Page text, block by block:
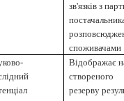
зв'язків з
споживачами
Відображає
створеного
резерву